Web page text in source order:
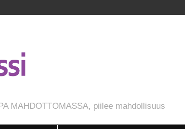
MAHDOTTOMASSA, piilee mahdollisuus